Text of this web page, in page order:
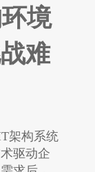
境
难
架构系统
驱动企